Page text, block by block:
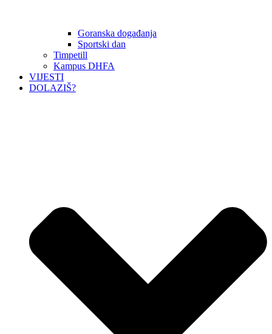
Goranska događanja
Sportski dan
Timpetill
Kampus DHFA
VIJESTI
DOLAZIŠ?